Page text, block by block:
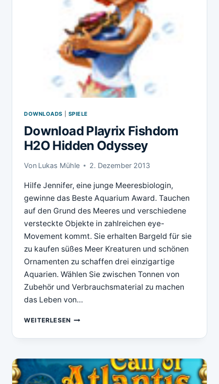
DOWNLOADS SPIELE
Download Playrix Fishdom
H2O Hidden Odyssey
Von Lukas Mühle 2. Dezember 2013
Hilfe Jennifer, eine junge Meeresbiologin,
gewinne das Beste Aquarium Award. Tauchen
auf den Grund des Meeres und verschiedene
versteckte Objekte in zahlreichen eye-
Movement kommt. Sie erhalten Bargeld für sie
zu kaufen süßes Meer Kreaturen und schönen
Ornamenten zu schaffen drei einzigartige
Aquarien. Wählen Sie zwischen Tonnen von
Zubehör und Verbrauchsmaterial zu machen
das Leben von…
WEITERLESENDOWNLOAD
FISHDOM
HIDDEN
ODYSSEY